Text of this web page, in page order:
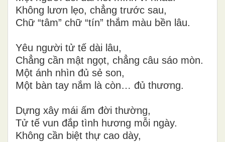
Không lươn lẹo, chẳng trước sau,
Chữ “tâm” chữ “tín” thắm màu bền lâu.
Yêu người tử tế dài lâu,
Chẳng cần mật ngọt, chẳng câu sáo mòn.
Một ánh nhìn đủ sẻ son,
Một bàn tay nắm là còn… đủ thương.
Dựng xây mái ấm đời thường,
Tử tế vun đắp tình hương mỗi ngày.
Không cần biệt thự cao dày,